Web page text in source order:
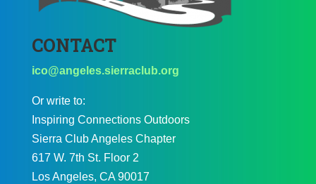
CONTACT
ico@angeles.sierraclub.org
Or write to:
Inspiring Connections Outdoors
Sierra Club Angeles Chapter
617 W. 7th St. Floor 2
Los Angeles, CA 90017